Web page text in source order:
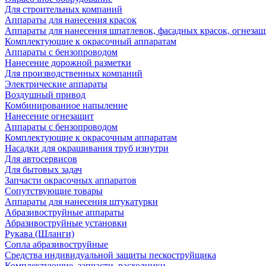
Для строительных компаний
Аппараты для нанесения красок
Аппараты для нанесения шпатлевок, фасадных красок,
Комплектующие к окрасочный аппаратам
Аппараты с бензопроводом
Нанесение дорожной разметки
Для производственных компаний
Электрические аппараты
Воздушный привод
Комбинированное напыление
Нанесение огнезащит
Аппараты с бензопроводом
Комплектующие к окрасочным аппаратам
Насадки для окрашивания труб изнутри
Для автосервисов
Для бытовых задач
Запчасти окрасочных аппаратов
Сопутствующие товары
Аппараты для нанесения штукатурки
Aбразивоструйные аппараты
Абразивоструйные установки
Рукава (Шланги)
Сопла абразивоструйные
Средства индивидуальной защиты пескоструйщика